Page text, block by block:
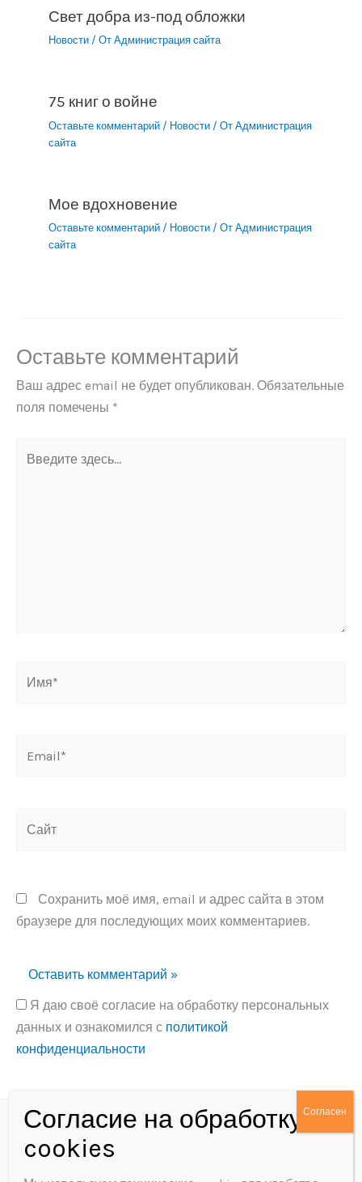
Свет добра из-под обложки
Новости / От Администрация сайта
75 книг о войне
Оставьте комментарий / Новости / От Администрация
сайта
Мое вдохновение
Оставьте комментарий / Новости / От Администрация
сайта
Оставьте комментарий
Ваш адрес email не будет опубликован. Обязательные
поля помечены *
здесь...
Сохранить моё имя, email и адрес сайта в этом
браузере для последующих моих комментариев.
Я даю своё согласие на обработку персональных
данных и ознакомился с политикой
конфиденциальности
Политика конфиденциальности